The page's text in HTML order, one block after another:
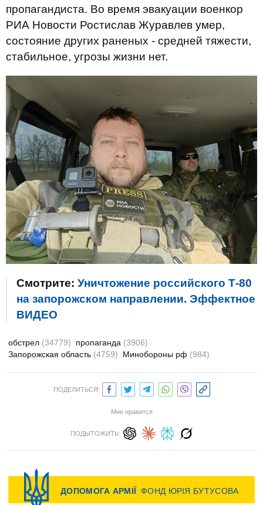
пропагандиста. Во время эвакуации военкор
РИА Новости Ростислав Журавлев умер,
состояние других раненых - средней тяжести,
стабильное, угрозы жизни нет.
Смотрите: Уничтожение российского Т-80
на запорожском направлении. Эффектное
ВИДЕО
обстрел (34779) пропаганда (3906)
Запорожская область (4759) Минобороны рф (984)
ПОДЕЛИТЬСЯ:
Мне нравится
ПОДЫТОЖИТЬ: